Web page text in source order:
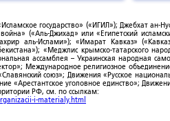
государство» («ИГИЛ»); Джебхат ан-
(«Аль-Джихад» или «Египетский
аль-Ислами»); «Имарат Кавказ»
«Меджлис крымско-татарского
ассамблея – Украинская народная
Международное религиозное
союз»; Движения «Русское
«Арестантское уголовное единство»;
РФ, см. по ссылкам:
i-materialy.html